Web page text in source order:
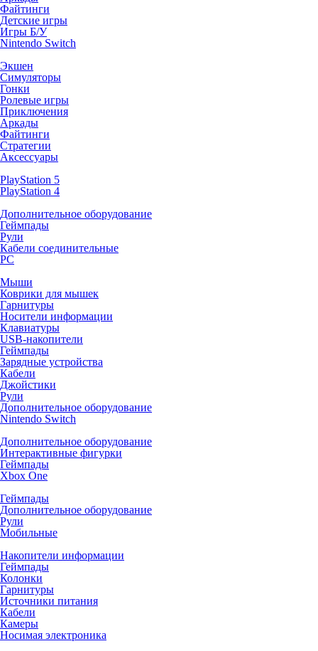
Файтинги
Детские игры
Игры Б/У
Nintendo Switch
Экшен
Симуляторы
Гонки
Ролевые игры
Приключения
Аркады
Файтинги
Стратегии
Аксессуары
PlayStation 5
PlayStation 4
Дополнительное оборудование
Геймпады
Рули
Кабели соединительные
PC
Мыши
Коврики для мышек
Гарнитуры
Носители информации
Клавиатуры
USB-накопители
Геймпады
Зарядные устройства
Кабели
Джойстики
Рули
Дополнительное оборудование
Nintendo Switch
Дополнительное оборудование
Интерактивные фигурки
Геймпады
Xbox One
Геймпады
Дополнительное оборудование
Рули
Мобильные
Накопители информации
Геймпады
Колонки
Гарнитуры
Источники питания
Кабели
Камеры
Носимая электроника